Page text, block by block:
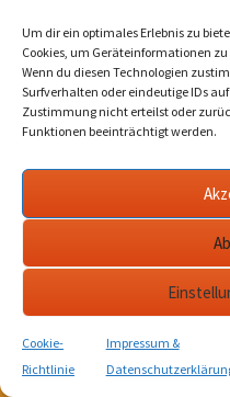
Um dir ein optimales Erlebnis zu
Cookies, um Geräteinformationen
Wenn du diesen Technologien
Surfverhalten oder eindeutige IDs
Zustimmung nicht erteilst oder
Funktionen beeinträchtigt werden.
Cookie-
Richtlinie
Impressum &
Bad